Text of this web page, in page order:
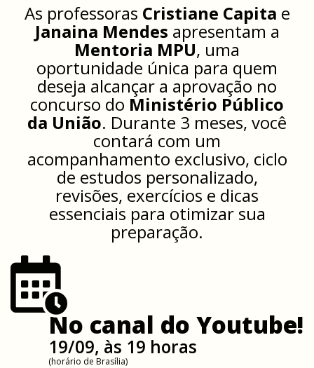
As professoras Cristiane Capita e
Janaina Mendes apresentam a
Mentoria MPU, uma
oportunidade única para quem
deseja alcançar a aprovação no
concurso do Ministério Público
da União. Durante 3 meses, você
contará com um
acompanhamento exclusivo, ciclo
de estudos personalizado,
revisões, exercícios e dicas
essenciais para otimizar sua
preparação.
No canal do Youtube!
19/09, às 19 horas
(horário de Brasília)